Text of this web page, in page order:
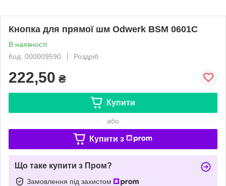
Кнопка для прямої шм Odwerk BSM 0601C
В наявності
Код: 000009590
Роздріб
222,50 ₴
Купити
або
Купити з
Що таке купити з Пром?
Замовлення під захистом